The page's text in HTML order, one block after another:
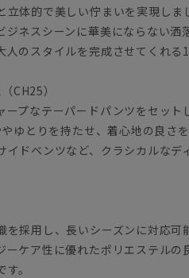
体的で美しい佇まいを実現しま
ネスシーンに華美にならない洒
のスタイルを完成させてくれる1
CH25）
プなテーパードパンツをセット
ゆとりを持たせ、着心地の良さ
ドベンツなど、クラシカルなデ
採用し、長いシーズンに対応可
ケア性に優れたポリエステルの
。